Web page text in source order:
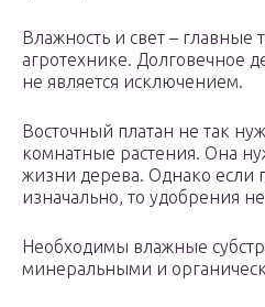
Влажность и свет – главные
агротехнике. Долговечное
не является исключением.
Восточный платан не так
комнатные растения. Она
жизни дерева. Однако если
изначально, то удобрения
Необходимы влажные
минеральными и